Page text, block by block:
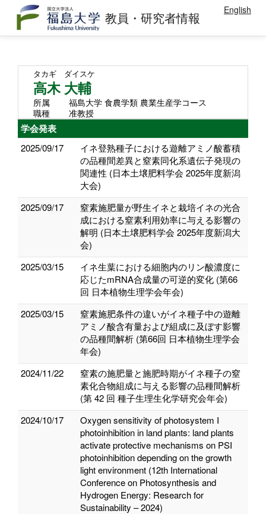
教員・研究者情報 English
タカギ ダイスケ
高木 大輔
所属
福島大学 食農学類 農業生産学コース
職種
准教授
学会発表
2025/09/17
イネ登熟種子における遊離アミノ酸蓄積
の品種間差異と窒素同化系遺伝子発現の
関連性 (日本土壌肥料学会 2025年度新潟
大会)
2025/09/17
窒素施肥量が野生イネと栽培イネの光合
成における窒素利用効率に与える影響の
解明 (日本土壌肥料学会 2025年度新潟大
会)
2025/03/15
イネ生葉における細胞内のリン酸濃度に
応じたmRNA合成量の可逆的変化 (第66
回 日本植物生理学会年会)
2025/03/15
窒素施肥条件の違いがイネ種子中の遊離
アミノ酸含有量および組成に及ぼす影響
の品種間解析 (第66回 日本植物生理学会
年会)
2024/11/22
窒素の施肥量と施肥時期がイネ種子の窒
素化合物組成に与える影響の品種間解析
(第 42 回 種子生理生化学研究会年会)
2024/10/17
Oxygen sensitivity of photosystem I
photoinhibition in land plants: land plants
activate protective mechanisms on PSI
photoinhibition depending on the growth
light environment (12th International
Conference on Photosynthesis and
Hydrogen Energy: Research for
Sustainability – 2024)